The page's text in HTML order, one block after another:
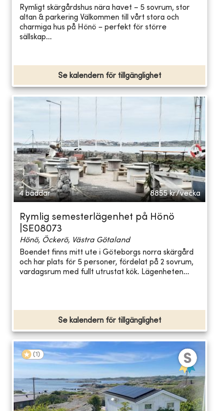
Rymligt skärgårdshus nära havet – 5 sovrum, stor
altan & parkering Välkommen till vårt stora och
charmiga hus på Hönö – perfekt för större
sällskap...
Se kalendern för tillgänglighet
4 bäddar 8855 kr/vecka
Rymlig semesterlägenhet på Hönö
|SE08073
Hönö, Öckerö, Västra Götaland
Boendet finns mitt ute i Göteborgs norra skärgård
och har plats för 5 personer, fördelat på 2 sovrum,
vardagsrum med fullt utrustat kök. Lägenheten...
Se kalendern för tillgänglighet
(1 )